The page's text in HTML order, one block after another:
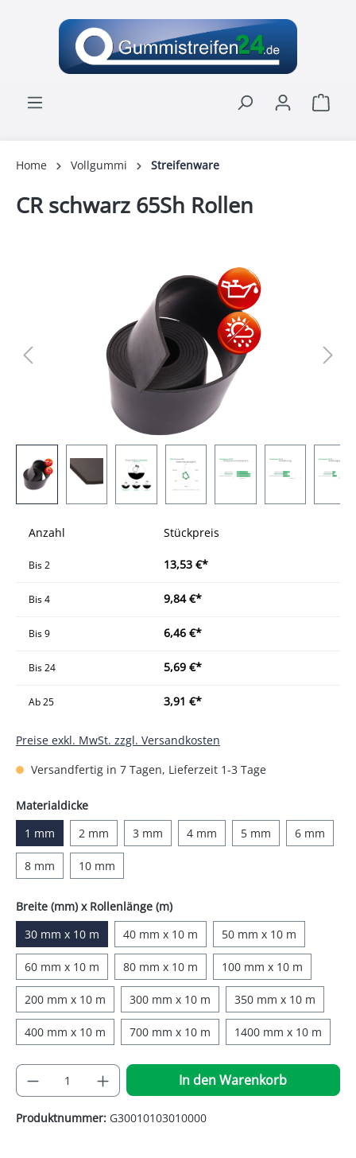
springen
Home Vollgummi Streifenware
CR schwarz 65Sh Rollen
Anzahl Stückpreis
Bis2 13,53 €*
Bis4 9,84 €*
Bis9 6,46 €*
Bis24 5,69 €*
Ab25 3,91 €*
Preise exkl. MwSt. zzgl. Versandkosten
Versandfertig in 7 Tagen, Lieferzeit 1-3 Tage
Materialdickeauswählen
1 mm
2 mm 3 mm 4 mm 5 mm 6 mm
8 mm 10 mm
Breite (mm) x Rollenlänge (m)auswählen
30 mm x 10 m
40 mm x 10 m 50 mm x 10 m
60 mm x 10 m 80 mm x 10 m 100 mm x 10 m
200 mm x 10 m 300 mm x 10 m 350 mm x 10 m
400 mm x 10 m 700 mm x 10 m 1400 mm x 10 m
Produkt Anzahl: Gib den gewünschten
In den Warenkorb
Produktnummer: G30010103010000